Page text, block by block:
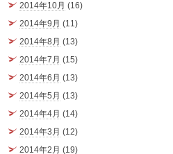
2014年10月 (16)
2014年9月 (11)
2014年8月 (13)
2014年7月 (15)
2014年6月 (13)
2014年5月 (13)
2014年4月 (14)
2014年3月 (12)
2014年2月 (19)